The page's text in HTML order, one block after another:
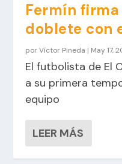
Fermín
doblete con
porVíctor Pineda | May 17,
El futbolista de El
a su primera
equipo
LEER MÁS